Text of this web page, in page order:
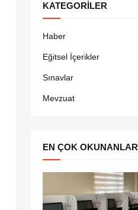
KATEGORILER
Haber
Eğitsel İçerikler
Sınavlar
Mevzuat
EN ÇOK OKUNANLAR